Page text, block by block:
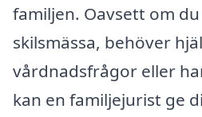
familjen. Oavsett om
skilsmässa, behöver
vårdnadsfrågor eller
kan en familjejurist ge